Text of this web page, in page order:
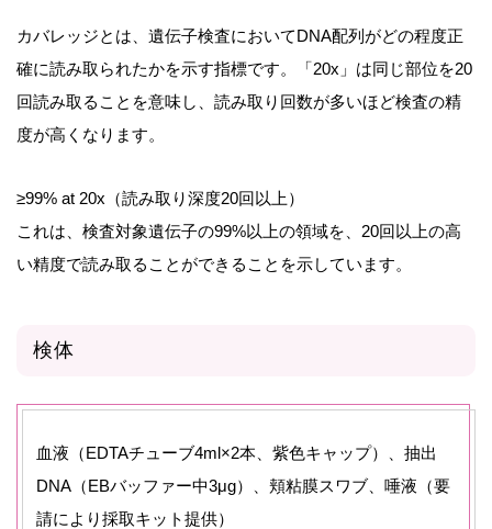
カバレッジとは、遺伝子検査においてDNA配列がどの程度正
確に読み取られたかを示す指標です。「20x」は同じ部位を20
回読み取ることを意味し、読み取り回数が多いほど検査の精
度が高くなります。
≥99% at 20x（読み取り深度20回以上）
これは、検査対象遺伝子の99%以上の領域を、20回以上の高
い精度で読み取ることができることを示しています。
検体
血液（EDTAチューブ4ml×2本、紫色キャップ）、抽出
DNA（EBバッファー中3μg）、頬粘膜スワブ、唾液（要
請により採取キット提供）